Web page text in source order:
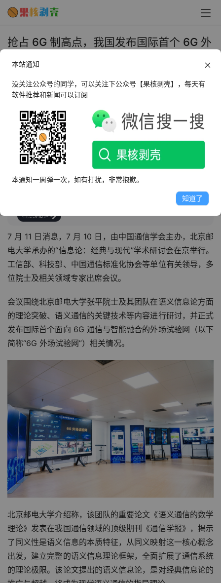
抢占 6G 制高点，我国发布国际首个 6G 外
2024年7月11日 上午11:55 圈内新闻
AI摘要
此内容由AI根据文章内容自动生成，并已由人工审核
“信息论：经典与现代”学术研讨会发布国际首个6G外场试
验网，北京邮电大学张平团队提出语义信息论，突破经典
信息论，实现语义通信关键技术，试验网验证性能显著提
看点别的
7 月 11 日消息，7 月 10 日，由中国通信学会主办，北京邮
电大学承办的“信息论：经典与现代”学术研讨会在京举行。
工信部、科技部、中国通信标准化协会等单位有关领导，多
位院士及相关领域专家出席会议。
会议围绕北京邮电大学张平院士及其团队在语义信息论方面
的理论突破、语义通信的关键技术等内容进行研讨，并正式
发布国际首个面向 6G 通信与智能融合的外场试验网（以下
简称“6G 外场试验网”）相关情况。
北京邮电大学介绍称，该团队的重要论文《语义通信的数学
理论》发表在我国通信领域的顶级期刊《通信学报》，揭示
了同义性是语义信息的本质特征，从同义映射这一核心概念
出发，建立完整的语义信息理论框架，全面扩展了通信系统
的理论极限。该论文提出的语义信息论，是对经典信息论的
本站通知
没关注公众号的同学，可以关注下公众号【果核剥壳】，每天有
软件推荐和新闻可以订阅
本通知一周弹一次，如有打扰，非常抱歉。
知道了